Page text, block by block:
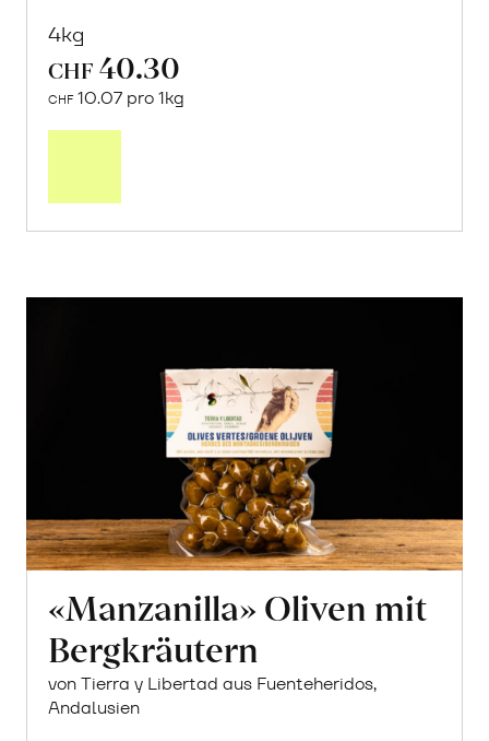
4kg
CHF 40.30
CHF 10.07 pro 1kg
Post
«Manzanilla» Oliven mit
Bergkräutern
von Tierra y Libertad aus Fuenteheridos,
Andalusien